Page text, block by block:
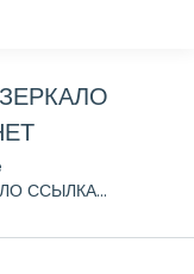
new
ССЫЛКА…